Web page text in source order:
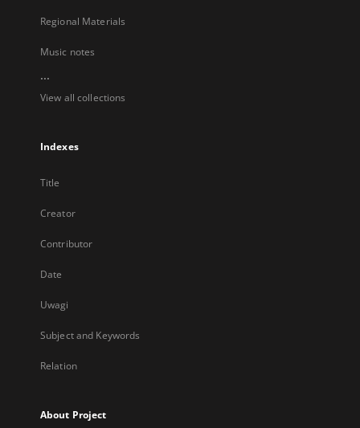
Regional Materials
Music notes
...
View all collections
Indexes
Title
Creator
Contributor
Date
Uwagi
Subject and Keywords
Relation
About Project